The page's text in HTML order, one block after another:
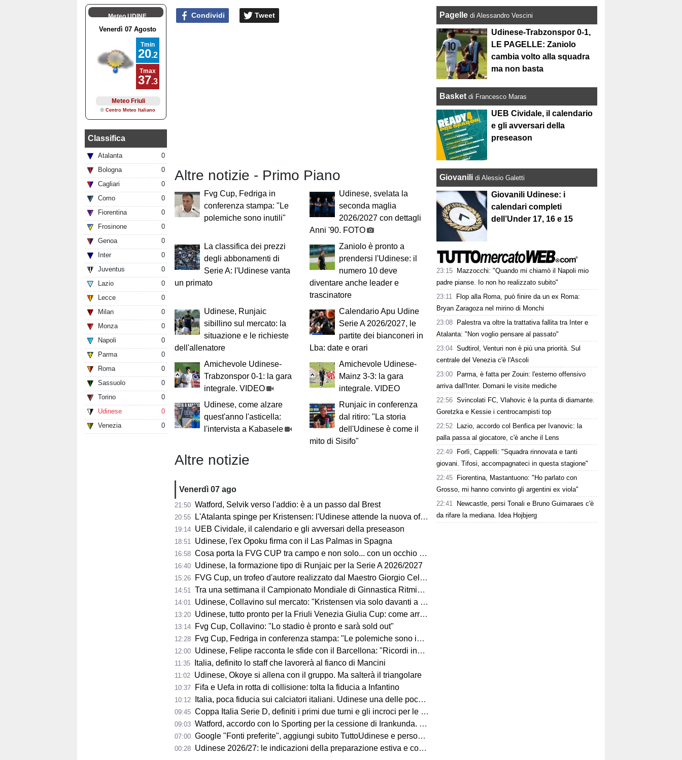
Meteo UDINE
Classifica
Atalanta
0
Bologna
0
Cagliari
0
Como
0
Fiorentina
0
Frosinone
0
Genoa
0
Inter
0
Juventus
0
Lazio
0
Lecce
0
Milan
0
Monza
0
Napoli
0
Parma
0
Roma
0
Sassuolo
0
Torino
0
Udinese
0
Venezia
0
Condividi Tweet
Altre notizie - Primo Piano
Fvg Cup, Fedriga in
conferenza stampa: "Le
polemiche sono inutili"
Udinese, svelata la
seconda maglia
2026/2027 con dettagli
Anni '90. FOTO
La classifica dei prezzi
degli abbonamenti di
Serie A: l'Udinese vanta
un primato
Zaniolo è pronto a
prendersi l'Udinese: il
numero 10 deve
diventare anche leader e
trascinatore
Udinese, Runjaic
sibillino sul mercato: la
situazione e le richieste
dell'allenatore
Calendario Apu Udine
Serie A 2026/2027, le
partite dei bianconeri in
Lba: date e orari
Amichevole Udinese-
Trabzonspor 0-1: la gara
integrale. VIDEO
Amichevole Udinese-
Mainz 3-3: la gara
integrale. VIDEO
Udinese, come alzare
quest'anno l'asticella:
l'intervista a Kabasele
Runjaic in conferenza
dal ritiro: "La storia
dell'Udinese è come il
mito di Sisifo"
Altre notizie
Venerdì 07 ago
21:50 Watford, Selvik verso l'addio: è a un passo dal Brest
20:55 L'Atalanta spinge per Kristensen: l'Udinese attende la nuova offerta
19:14 UEB Cividale, il calendario e gli avversari della preseason
18:51 Udinese, l'ex Opoku firma con il Las Palmas in Spagna
16:58 Cosa porta la FVG CUP tra campo e non solo... con un occhio sempre al MERCATO
16:40 Udinese, la formazione tipo di Runjaic per la Serie A 2026/2027
15:26 FVG Cup, un trofeo d'autore realizzato dal Maestro Giorgio Celiberti
14:51 Tra una settimana il Campionato Mondiale di Ginnastica Ritmica: ci sarà Tara Dragas
14:01 Udinese, Collavino sul mercato: "Kristensen via solo davanti a un'offerta irrinunciabile. Portiere? Stiamo lavorando"
13:20 Udinese, tutto pronto per la Friuli Venezia Giulia Cup: come arrivano Barcellona e Nottingham?
13:14 Fvg Cup, Collavino: "Lo stadio è pronto e sarà sold out"
12:28 Fvg Cup, Fedriga in conferenza stampa: "Le polemiche sono inutili"
12:00 Udinese, Felipe racconta le sfide con il Barcellona: "Ricordi indelebili"
11:35 Italia, definito lo staff che lavorerà al fianco di Mancini
11:02 Udinese, Okoye si allena con il gruppo. Ma salterà il triangolare
10:37 Fifa e Uefa in rotta di collisione: tolta la fiducia a Infantino
10:12 Italia, poca fiducia sui calciatori italiani. Udinese una delle poche eccezioni
09:45 Coppa Italia Serie D, definiti i primi due turni e gli incroci per le friulane
09:03 Watford, accordo con lo Sporting per la cessione di Irankunda. Le cifre
07:00 Google "Fonti preferite", aggiungi subito TuttoUdinese e personalizza le tue notizie
00:28 Udinese 2026/27: le indicazioni della preparazione estiva e cosa ci dicono sul campionato in arrivo
Pagelle di Alessandro Vescini
Udinese-Trabzonspor 0-1,
LE PAGELLE: Zaniolo
cambia volto alla squadra
ma non basta
Basket di Francesco Maras
UEB Cividale, il calendario
e gli avversari della
preseason
Giovanili di Alessio Galetti
Giovanili Udinese: i
calendari completi
dell’Under 17, 16 e 15
23:15
Mazzocchi: "Quando mi chiamò il Napoli mio
padre pianse. Io non ho realizzato subito"
23:11
Flop alla Roma, può finire da un ex Roma:
Bryan Zaragoza nel mirino di Monchi
23:08
Palestra va oltre la trattativa fallita tra Inter e
Atalanta: "Non voglio pensare al passato"
23:04 Sudtirol, Venturi non è più una priorità. Sul
centrale del Venezia c'è l'Ascoli
23:00
Parma, è fatta per Zouin: l'esterno offensivo
arriva dall'Inter. Domani le visite mediche
22:56 Svincolati FC, Vlahovic è la punta di diamante.
Goretzka e Kessie i centrocampisti top
22:52
Lazio, accordo col Benfica per Ivanovic: la
palla passa al giocatore, c'è anche il Lens
22:49
Forlì, Cappelli: "Squadra rinnovata e tanti
giovani. Tifosi, accompagnateci in questa stagione"
22:45
Fiorentina, Mastantuono: "Ho parlato con
Grosso, mi hanno convinto gli argentini ex viola"
22:41
Newcastle, persi Tonali e Bruno Guimaraes c'è
da rifare la mediana. Idea Hojbjerg